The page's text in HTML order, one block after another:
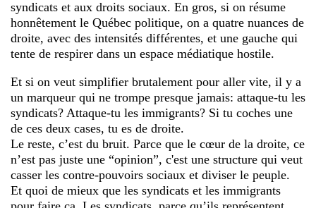
syndicats et aux droits sociaux. En gros, si on résume
honnêtement le Québec politique, on a quatre nuances de
droite, avec des intensités différentes, et une gauche qui
tente de respirer dans un espace médiatique hostile.
Et si on veut simplifier brutalement pour aller vite, il y a
un marqueur qui ne trompe presque jamais: attaque-tu les
syndicats? Attaque-tu les immigrants? Si tu coches une
de ces deux cases, tu es de droite.
Le reste, c’est du bruit. Parce que le cœur de la droite, ce
n’est pas juste une “opinion”, c'est une structure qui veut
casser les contre-pouvoirs sociaux et diviser le peuple.
Et quoi de mieux que les syndicats et les immigrants